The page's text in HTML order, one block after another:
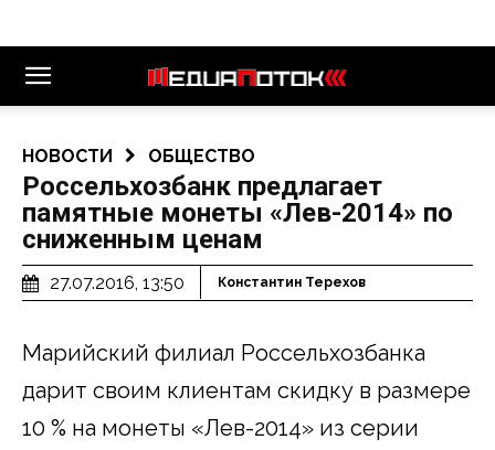
НОВОСТИ ОБЩЕСТВО
Россельхозбанк предлагает
памятные монеты «Лев-2014» по
сниженным ценам
27.07.2016, 13:50 Константин Терехов
Марийский филиал Россельхозбанка
дарит своим клиентам скидку в размере
10 % на монеты «Лев-2014» из серии